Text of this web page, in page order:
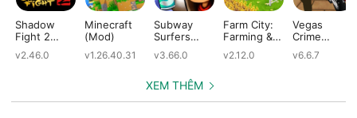
Shadow
Fight 2
v2.46.0
Minecraft
(Mod)
v1.26.40.31
Subway
Surfers
v3.66.0
Farm City:
Farming &
(Mod)
v2.12.0
Vegas
Crime
(Mod)
v6.6.7
XEM THÊM